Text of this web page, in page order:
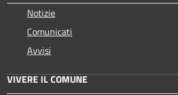
Notizie
Comunicati
Avvisi
VIVERE IL COMUNE